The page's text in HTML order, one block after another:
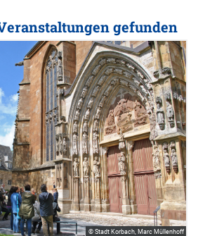
gefunden
© Stadt Korbach, Marc Müllenhoff